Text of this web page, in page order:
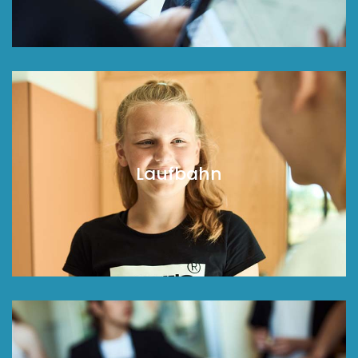
Laufbahn
Laufbahn
Wir beraten unsere Schüler*innen und ihre Eltern
über die Laufbahn an unserer Schule.